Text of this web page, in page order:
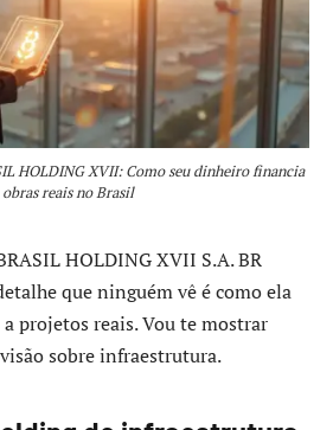
HOLDING XVII: Como seu dinheiro financia
obras reais no Brasil
HOLDING XVII S.A. BR
que ninguém vê é como ela
projetos reais. Vou te mostrar
sobre infraestrutura.